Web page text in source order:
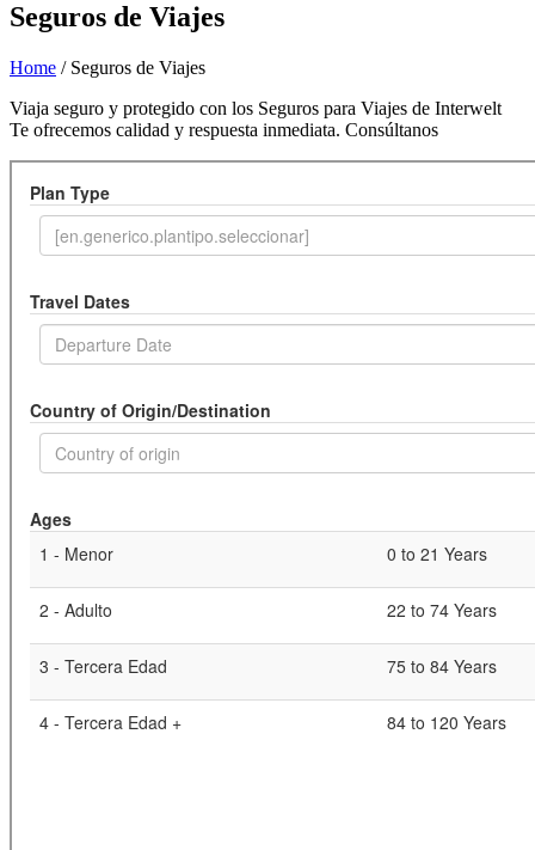
Seguros de Viajes
Home / Seguros de Viajes
Viaja seguro y protegido con los Seguros para Viajes de Interwelt
Te ofrecemos calidad y respuesta inmediata. Consúltanos